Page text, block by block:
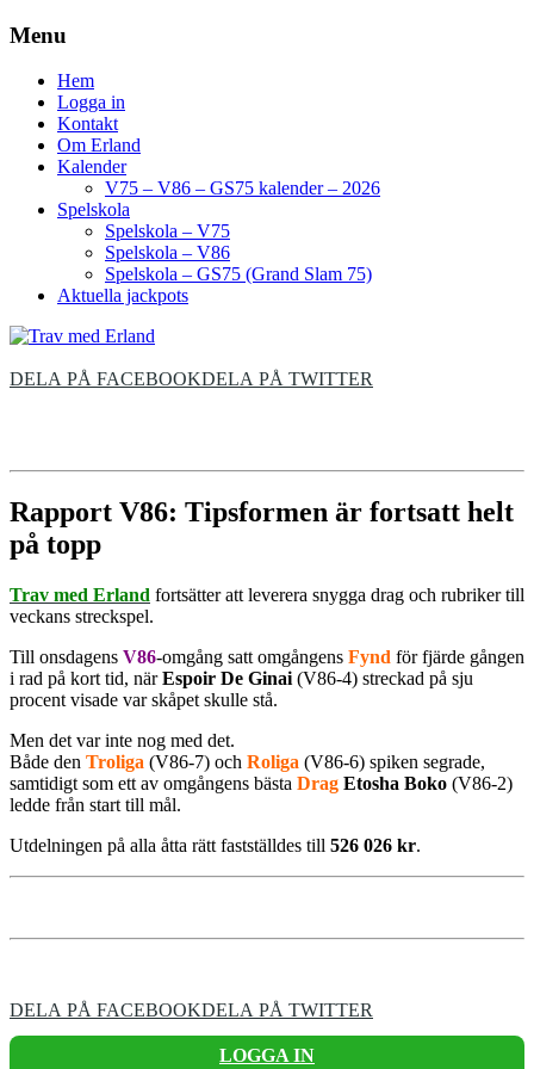
Menu
Hem
Logga in
Kontakt
Om Erland
Kalender
V75 – V86 – GS75 kalender – 2026
Spelskola
Spelskola – V75
Spelskola – V86
Spelskola – GS75 (Grand Slam 75)
Aktuella jackpots
DELA PÅ FACEBOOKDELA PÅ TWITTER
Rapport V86: Tipsformen är fortsatt helt
på topp
Trav med Erland fortsätter att leverera snygga drag och rubriker till
veckans streckspel.
Till onsdagens V86-omgång satt omgångens Fynd för fjärde gången
i rad på kort tid, närEspoir De Ginai (V86-4) streckad på sju
procent visade var skåpet skulle stå.
Men det var inte nog med det.
Både den Troliga (V86-7) och Roliga (V86-6) spiken segrade,
samtidigt som ett av omgångens bästa Drag Etosha Boko (V86-2)
ledde från start till mål.
Utdelningen på alla åtta rätt fastställdes till 526 026 kr.
DELA PÅ FACEBOOKDELA PÅ TWITTER
LOGGA IN